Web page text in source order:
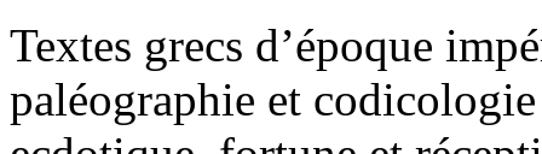
Textes grecs d’époque
paléographie et